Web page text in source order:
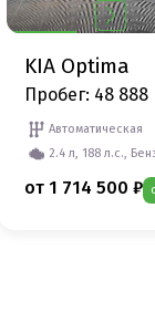
KIA Optima
Пробег: 48 888
Автоматическая
2.4 л, 188 л.с.,
от 1 714 500 ₽